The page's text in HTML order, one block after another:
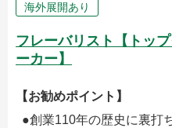
海外展開あり
フレーバリスト【トッ
ーカー】
【お勧めポイント】
●創業110年の歴史に裏打